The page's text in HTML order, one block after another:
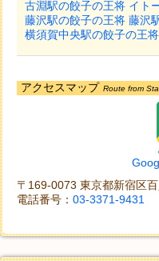
古淵駅の餃子の王将 イト
藤沢駅の餃子の王将 藤沢
横須賀中央駅の餃子の王
アクセスマップ Route from
〒169-0073 東京都新宿区
電話番号： 03-3371-9431